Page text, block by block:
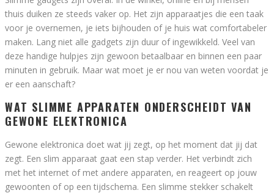
thuis duiken ze steeds vaker op. Het zijn apparaatjes die een taak
voor je overnemen, je iets bijhouden of je huis wat comfortabeler
maken. Lang niet alle gadgets zijn duur of ingewikkeld. Veel van
deze handige hulpjes zijn gewoon betaalbaar en binnen een paar
minuten in gebruik. Maar wat moet je er nou van weten voordat je
er een aanschaft?
WAT SLIMME APPARATEN ONDERSCHEIDT VAN
GEWONE ELEKTRONICA
Gewone elektronica doet wat jij zegt, op het moment dat jij dat
zegt. Een slim apparaat gaat een stap verder. Het verbindt zich
met het internet of met andere apparaten, en reageert op jouw
gewoonten of op een tijdschema. Een slimme stekker schakelt